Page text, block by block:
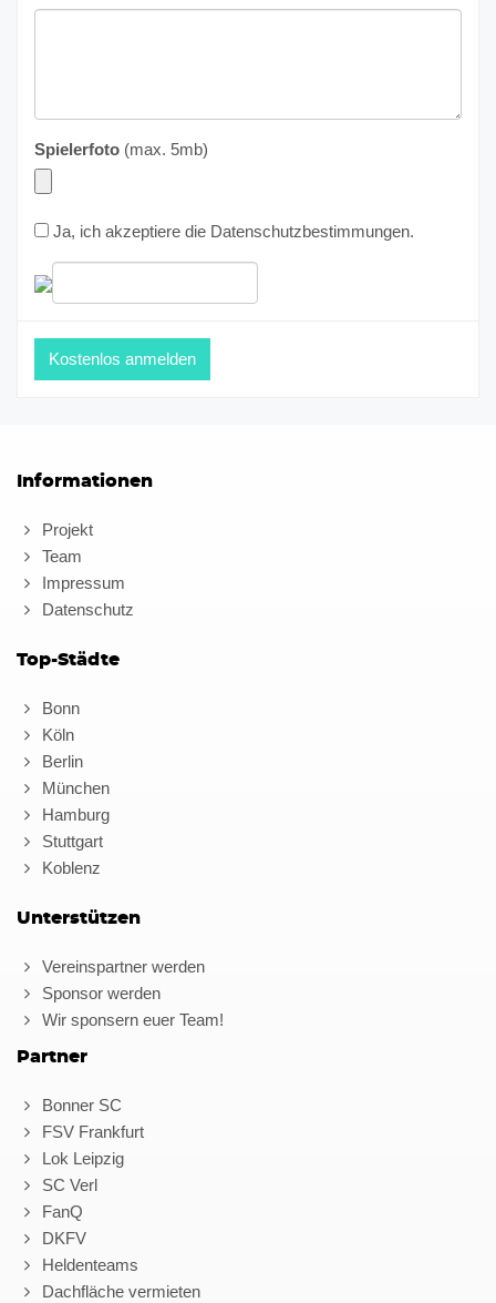
Spielerfoto (max. 5mb)
Ja, ich akzeptiere die Datenschutzbestimmungen.
Informationen
Projekt
Team
Impressum
Datenschutz
Top-Städte
Bonn
Köln
Berlin
München
Hamburg
Stuttgart
Koblenz
Unterstützen
Vereinspartner werden
Sponsor werden
Wir sponsern euer Team!
Partner
Bonner SC
FSV Frankfurt
Lok Leipzig
SC Verl
FanQ
DKFV
Heldenteams
Dachfläche vermieten